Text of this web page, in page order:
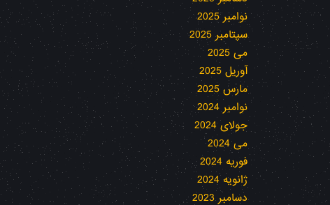
نوامبر 2025
سپتامبر 2025
می 2025
آوریل 2025
مارس 2025
نوامبر 2024
جولای 2024
می 2024
فوریه 2024
ژانویه 2024
دسامبر 2023